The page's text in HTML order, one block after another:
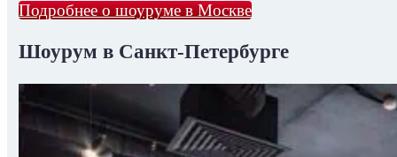
Подробнее о шоуруме в Москве
Шоурум в Санкт-Петербурге